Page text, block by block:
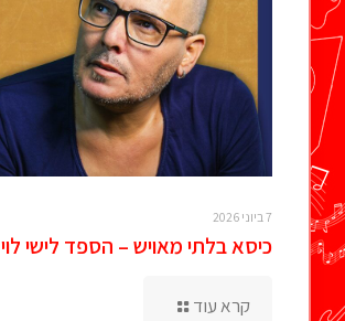
7 ביוני 2026
כיסא בלתי מאויש – הספד לישי לוי
קרא עוד